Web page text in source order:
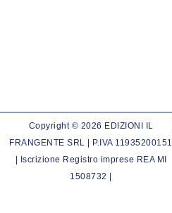
Copyright © 2026 EDIZIONI IL
FRANGENTE SRL | P.IVA 11935200151
| Iscrizione Registro imprese REA MI
1508732 |